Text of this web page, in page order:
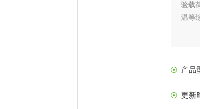
验载
温等
产品
更新